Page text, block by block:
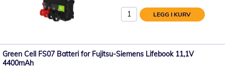
LEGG I KURV
Green Cell FS07 Batteri for Fujitsu-Siemens Lifebook 11,1V
4400mAh